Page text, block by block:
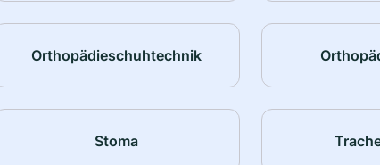
Orthopädieschuhtechnik
Stoma